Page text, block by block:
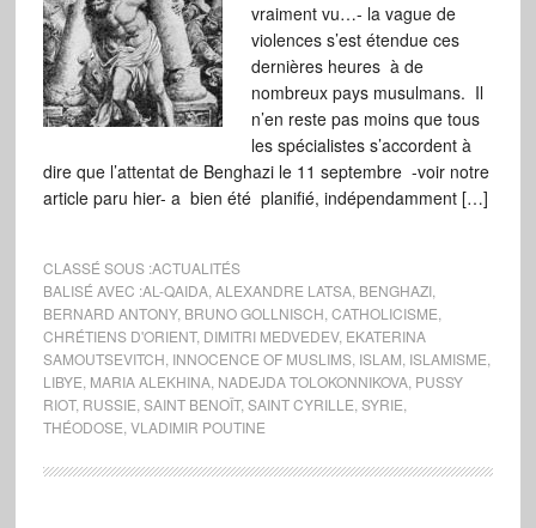
vraiment vu…- la vague de
violences s’est étendue ces
dernières heures à de
nombreux pays musulmans. Il
n’en reste pas moins que tous
les spécialistes s’accordent à
dire que l’attentat de Benghazi le 11 septembre -voir notre
article paru hier- a bien été planifié, indépendamment […]
CLASSÉ SOUS :ACTUALITÉS
BALISÉ AVEC :AL-QAIDA, ALEXANDRE LATSA, BENGHAZI,
BERNARD ANTONY, BRUNO GOLLNISCH CATHOLICISME
CHRÉTIENS D'ORIENT, DIMITRI MEDVEDEV, EKATERINA
SAMOUTSEVITCH INNOCENCE OF MUSLIMS, ISLAM ISLAMISME
LIBYE MARIA ALEKHINA, NADEJDA TOLOKONNIKOVA, PUSSY
RIOT, RUSSIE SAINT BENOÎT, SAINT CYRILLE SYRIE
THÉODOSE VLADIMIR POUTINE